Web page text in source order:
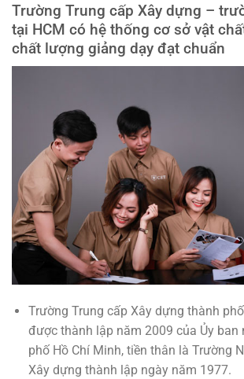
Trường Trung cấp Xây dựng –
tại HCM có hệ thống cơ sở vật
chất lượng giảng dạy đạt chuẩn
Trường Trung cấp Xây dựng thành
được thành lập năm 2009 của Ủy ban
phố Hồ Chí Minh, tiền thân là Trường
Xây dựng thành lập ngày năm 1977.